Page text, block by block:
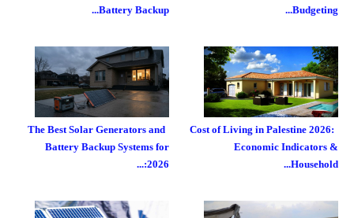
Battery Backup...
Budgeting...
The Best Solar Generators and
Battery Backup Systems for
2026:...
Cost of Living in Palestine 2026:
Economic Indicators &
Household...